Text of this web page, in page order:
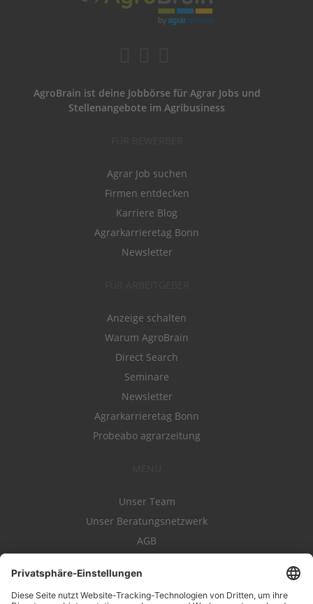
AgroBrain ist deine Jobbörse für Agrar Jobs und
Stellenangebote im Agribusiness
Agrar Job suchen
Firmen entdecken
Karriere Blog
Agrarkarrieretag Bonn
Newsletter
Anzeige schalten
Warum AgroBrain
Direct Search
Seminare
Newsletter
Agrarkarrieretag Bonn
Probeabo agrarzeitung
Unser Team
Unser Beratungsnetzwerk
AGB
Datenschutz
Impressum